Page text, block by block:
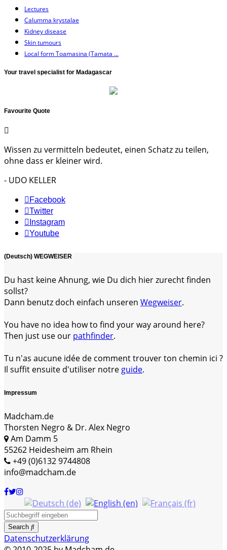
Lectures
Calumma krystalae
Kidney disease
Skin tumours
Local form Toamasina (Tamata ...
Your travel specialist for Madagascar
Favourite Quote
Wissen zu vermitteln bedeutet, einen Schatz zu teilen,
ohne dass er kleiner wird.
- UDO KELLER
Facebook
Twitter
Instagram
Youtube
(Deutsch) WEGWEISER
Du hast keine Ahnung, wie Du dich hier zurecht finden
sollst?
Dann benutz doch einfach unseren Wegweiser.
You have no idea how to find your way around here?
Then just use our pathfinder.
Tu n'as aucune idée de comment trouver ton chemin ici ?
Il suffit ensuite d'utiliser notre guide.
Impressum
Madcham.de
Thorsten Negro & Dr. Alex Negro
Am Damm 5
55262 Heidesheim am Rhein
+49 (0)6132 9744808
info@madcham.de
Search
Datenschutzerklärung